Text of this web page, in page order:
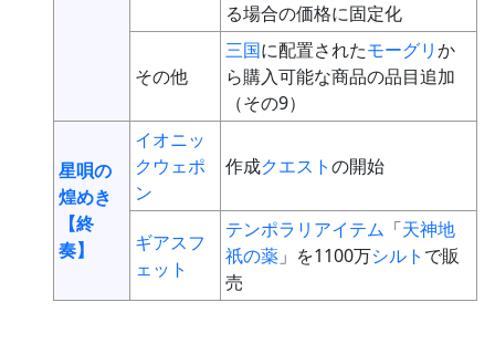
る場合の価格に固定化
その他
三国に配置されたモーグリか
ら購入可能な商品の品目追加
（その9）
星唄の
煌めき
【終
奏】
イオニッ
クウェポ
ン
作成クエストの開始
ギアスフ
ェット
テンポラリアイテム 「天神地
祇の薬 」を1100万シルト で販
売